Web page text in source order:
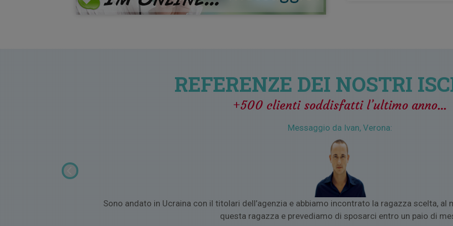
REFERENZE DEI NOSTRI
+500 clienti soddisfatti l’ultimo anno…
Messaggio da Ivan, Verona:
Sono andato in Ucraina con il titolari dell’agenzia e abbiamo incontrato la ragazza scelta,
questa ragazza e prevediamo di sposarci entro un paio di